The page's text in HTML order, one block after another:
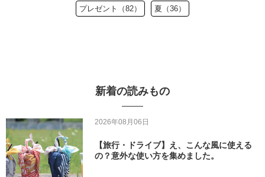
プレゼント（82） 夏（36）
新着の読みもの
2026年08月06日
【旅行・ドライブ】え、こんな風に使える
の？意外な使い方を集めました。